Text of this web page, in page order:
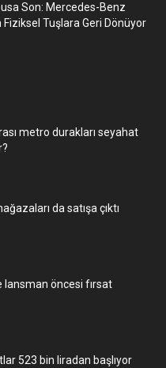
Son: Mercedes-Benz
Fiziksel Tuşlara Geri Dönüyor
metro durakları seyahat
da satışa çıktı
lansman öncesi fırsat
523 bin liradan başlıyor